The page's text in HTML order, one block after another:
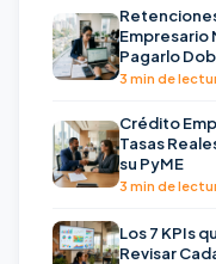
Empresario
Pagarlo
3 min de
Crédito
Tasas
su PyME
3 min de
Los 7 KPIs
Revisar